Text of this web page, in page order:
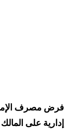
فرض مصرف
إدارية على